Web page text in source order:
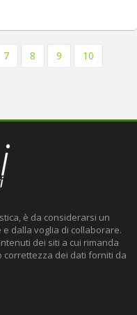
7 8 9
10
è da considerarsi un
dalla voglia di collaborare.
dei siti a cui rimanda
correttezza dei dati forniti da